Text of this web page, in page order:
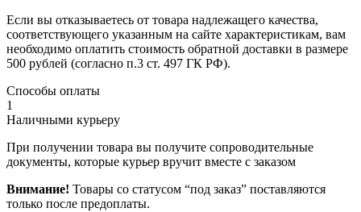
Если вы отказываетесь от товара надлежащего качества,
соответствующего указанным на сайте характеристикам, вам
необходимо оплатить стоимость обратной доставки в размере
500 рублей (согласно п.3 ст. 497 ГК РФ).
Способы оплаты
1
Наличными курьеру
При получении товара вы получите сопроводительные
документы, которые курьер вручит вместе с заказом
Внимание! Товары со статусом “под заказ” поставляются
только после предоплаты.